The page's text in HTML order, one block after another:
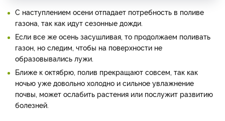
С наступлением осени отпадает потребность в поливе
газона, так как идут сезонные дожди.
Если все же осень засушливая, то продолжаем поливать
газон, но следим, чтобы на поверхности не
образовывались лужи.
Ближе к октябрю, полив прекращают совсем, так как
ночью уже довольно холодно и сильное увлажнение
почвы, может ослабить растения или послужит развитию
болезней.